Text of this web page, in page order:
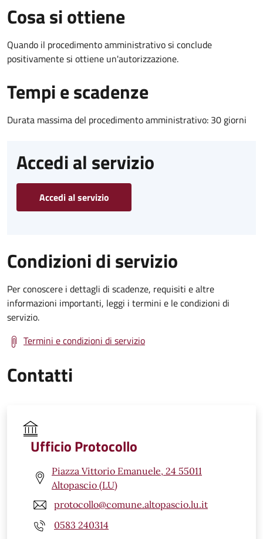
Cosa si ottiene
Quando il procedimento amministrativo si conclude
positivamente si ottiene un'autorizzazione.
Tempi e scadenze
Durata massima del procedimento amministrativo: 30 giorni
Accedi al servizio
Accedi al servizio
Condizioni di servizio
Per conoscere i dettagli di scadenze, requisiti e altre
informazioni importanti, leggi i termini e le condizioni di
servizio.
Termini e condizioni di servizio
Contatti
Ufficio Protocollo
Piazza Vittorio Emanuele, 24 55011
Altopascio (LU)
protocollo@comune.altopascio.lu.it
0583 240314